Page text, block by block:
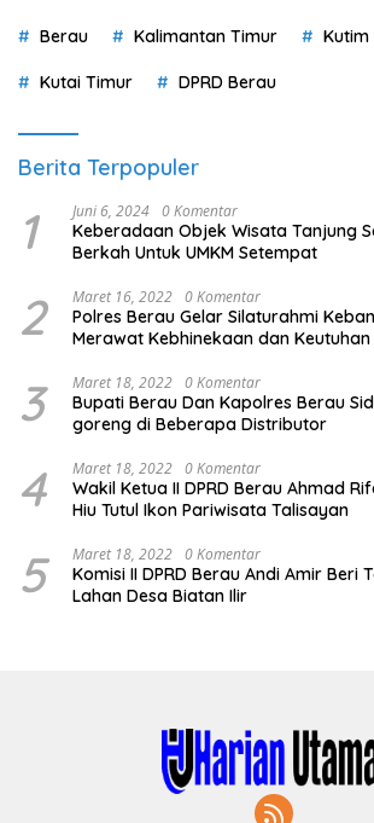
Berau Kalimantan Timur Kutim
Kutai Timur DPRD Berau
Berita Terpopuler
1 Juni 6, 2024 0 Komentar
Keberadaan Objek Wisata Tanjung
Berkah Untuk UMKM Setempat
2 Maret 16, 2022 0 Komentar
Polres Berau Gelar Silaturahmi
Merawat Kebhinekaan dan Keutuhan
3 Maret 18, 2022 0 Komentar
Bupati Berau Dan Kapolres Berau
goreng di Beberapa Distributor
4 Maret 18, 2022 0 Komentar
Wakil Ketua II DPRD Berau Ahmad
Hiu Tutul Ikon Pariwisata Talisayan
5 Maret 18, 2022 0 Komentar
Komisi II DPRD Berau Andi Amir Beri
Lahan Desa Biatan Ilir